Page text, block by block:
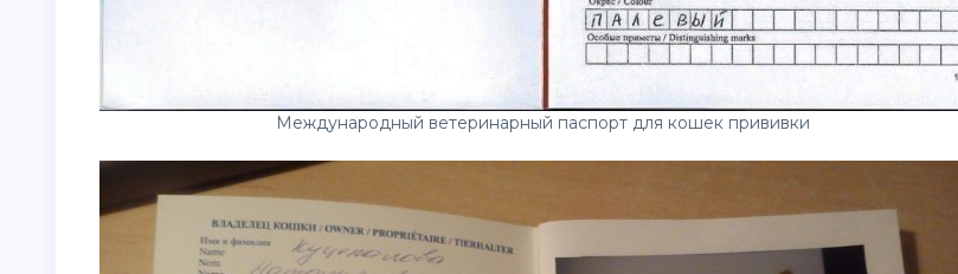
Международный ветеринарный паспорт для кошек прививки